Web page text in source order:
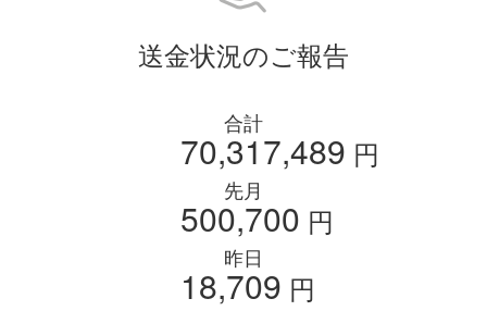
送金状況のご報告
合計
70,317,489 円
先月
500,700 円
昨日
18,709 円